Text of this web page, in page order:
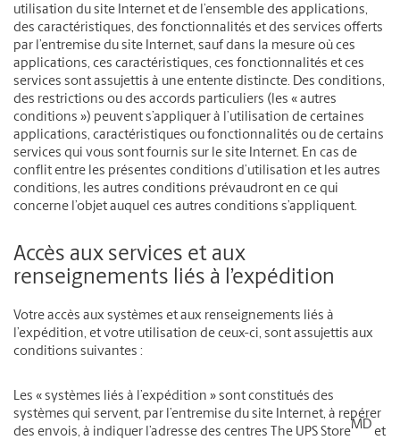
utilisation du site Internet et de l’ensemble des applications,
des caractéristiques, des fonctionnalités et des services offerts
par l’entremise du site Internet, sauf dans la mesure où ces
applications, ces caractéristiques, ces fonctionnalités et ces
services sont assujettis à une entente distincte. Des conditions,
des restrictions ou des accords particuliers (les « autres
conditions ») peuvent s’appliquer à l’utilisation de certaines
applications, caractéristiques ou fonctionnalités ou de certains
services qui vous sont fournis sur le site Internet. En cas de
conflit entre les présentes conditions d’utilisation et les autres
conditions, les autres conditions prévaudront en ce qui
concerne l’objet auquel ces autres conditions s’appliquent.
Accès aux services et aux
renseignements liés à l’expédition
Votre accès aux systèmes et aux renseignements liés à
l’expédition, et votre utilisation de ceux-ci, sont assujettis aux
conditions suivantes :
Les « systèmes liés à l’expédition » sont constitués des
systèmes qui servent, par l’entremise du site Internet, à repérer
des envois, à indiquer l’adresse des centres The UPS StoreMD et